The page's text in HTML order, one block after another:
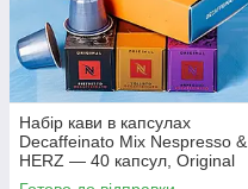
Набір кави в капсулах
Decaffeinato Mix Nespresso &
HERZ — 40 капсул, Original